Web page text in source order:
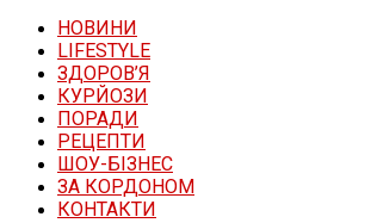
НОВИНИ
LIFESTYLE
ЗДОРОВ’Я
КУРЙОЗИ
ПОРАДИ
РЕЦЕПТИ
ШОУ-БІЗНЕС
ЗА КОРДОНОМ
КОНТАКТИ